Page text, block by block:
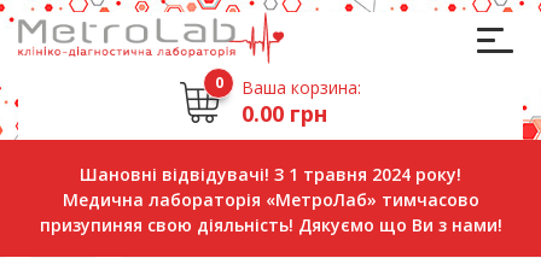
0 Ваша корзина:
0.00 грн
Шановні відвідувачі! З 1 травня 2024 року!
Медична лабораторія «МетроЛаб» тимчасово
призупиняя свою діяльність! Дякуємо що Ви з нами!